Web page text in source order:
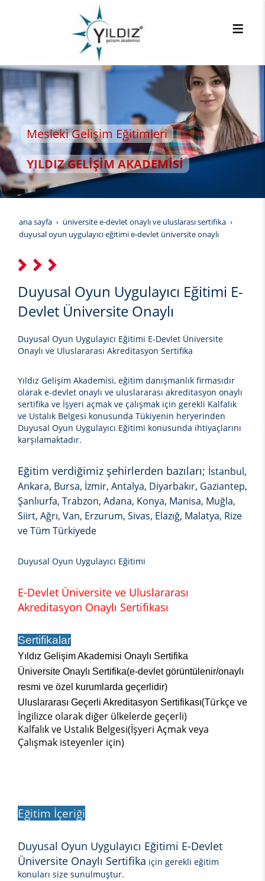
Gelişim Eğitimleri
GELİŞİM AKADEMİSİ
ana sayfa
üniversite e-devlet onaylı ve uluslarası sertifika
duyusal oyun uygulayıcı eğitimi e-devlet üniversite onaylı
Duyusal Oyun Uygulayıcı Eğitimi E-
Devlet Üniversite Onaylı
Duyusal Oyun Uygulayıcı Eğitimi E-Devlet Üniversite
Onaylı ve Uluslararası Akreditasyon Sertifika
Yıldız Gelişim Akademisi, eğitim danışmanlık firmasıdır
olarak e-devlet onaylı ve uluslararası akreditasyon onaylı
sertifika ve İşyeri açmak ve çalışmak için gerekli Kalfalık
ve Ustalık Belgesi konusunda Tükiyenin heryerinden
Duyusal Oyun Uygulayıcı Eğitimi konusunda ihtiyaçlarını
karşılamaktadır.
Eğitim verdiğimiz şehirlerden bazıları; İstanbul,
Ankara, Bursa, İzmir, Antalya, Diyarbakır, Gaziantep,
Şanlıurfa, Trabzon, Adana, Konya, Manisa, Muğla,
Siirt, Ağrı, Van, Erzurum, Sivas, Elazığ, Malatya, Rize
ve Tüm Türkiyede
Duyusal Oyun Uygulayıcı Eğitimi
E-Devlet Üniversite ve Uluslararası
Akreditasyon Onaylı Sertifikası
Sertifikalar
Yıldız Gelişim Akademisi Onaylı Sertifika
Üniversite Onaylı Sertifika(e-devlet görüntülenir/onaylı
resmi ve özel kurumlarda geçerlidir)
Uluslararası Geçerli Akreditasyon Sertifikası(Türkçe ve
İngilizce olarak diğer ülkelerde geçerli)
Kalfalık ve Ustalık Belgesi(İşyeri Açmak veya
Çalışmak isteyenler için)
Eğitim İçeriği
Duyusal Oyun Uygulayıcı Eğitimi E-Devlet
Üniversite Onaylı Sertifika için gerekli eğitim
konuları size sunulmuştur.